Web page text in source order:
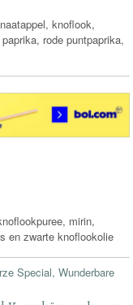
knoflook,
rode puntpaprika,
mirin,
en zwarte knoflookolie
Special, Wunderbare